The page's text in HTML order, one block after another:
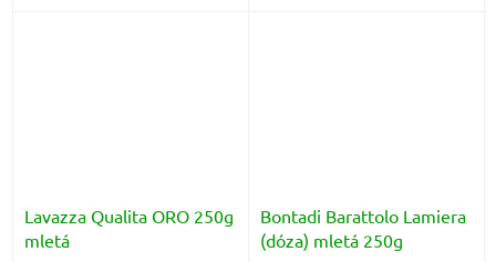
Lavazza Qualita ORO 250g
mletá
Bontadi Barattolo Lamiera
(dóza) mletá 250g